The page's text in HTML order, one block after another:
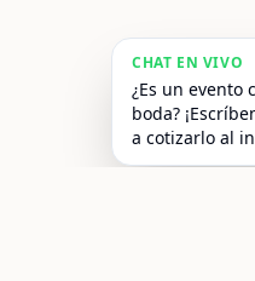
CHAT EN VIVO
¿Es un evento
boda?
a cotizarlo al